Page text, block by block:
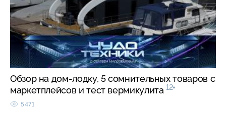
Обзор на дом-лодку, 5 сомнительных товаров с
маркетплейсов и тест вермикулита 12+
5471